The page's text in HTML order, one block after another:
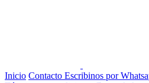
Inicio Contacto Escribinos por